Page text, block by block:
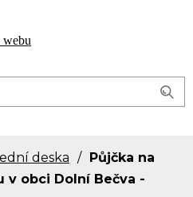
deska
Půjčka na
v obci Dolní Bečva -